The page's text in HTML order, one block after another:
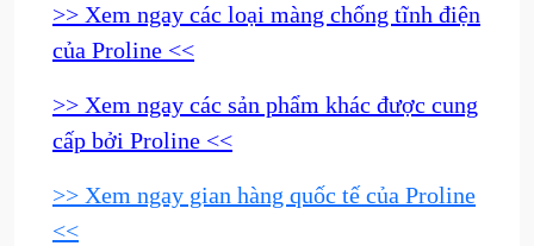
>> Xem ngay các loại màng chống tĩnh điện
của Proline <<
>> Xem ngay các sản phẩm khác được cung
cấp bởi Proline <<
>> Xem ngay gian hàng quốc tế của Proline
<<